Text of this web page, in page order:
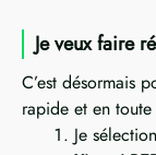
Je veux faire
C’est désormais
rapide et en
Je